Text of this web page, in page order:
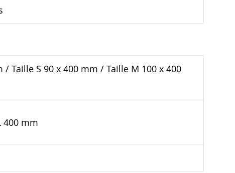
Taille S 90 x 400 mm / Taille M 100 x 400
400 mm